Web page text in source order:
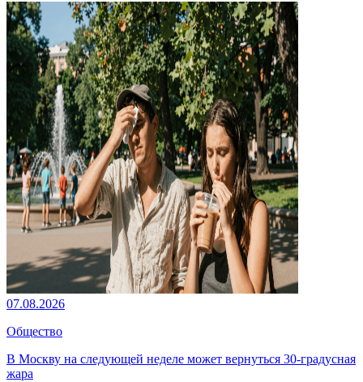
07.08.2026
Общество
В Москву на следующей неделе может вернуться 30-градусная
жара